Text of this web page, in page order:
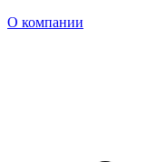
О компании